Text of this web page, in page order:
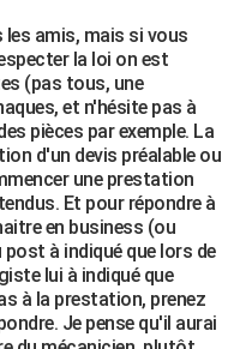
amis, mais si vous
la loi on est
(pas tous, une
et n'hésite pas à
pièces par exemple. La
d'un devis préalable ou
une prestation
Et pour répondre à
en business (ou
à indiqué que lors de
lui à indiqué que
à la prestation, prenez
Je pense qu'il aurai